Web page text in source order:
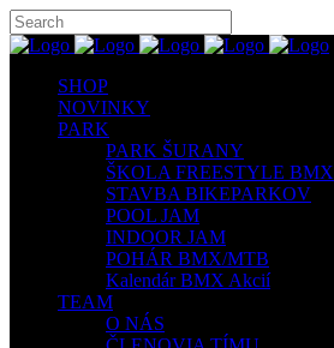
SHOP
NOVINKY
PARK
PARK ŠURANY
ŠKOLA FREESTYLE BMX
STAVBA BIKEPARKOV
POOL JAM
INDOOR JAM
POHÁR BMX/MTB
Kalendár BMX Akcií
TEAM
O NÁS